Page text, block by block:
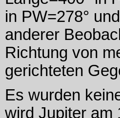
in PW=278°
anderer
Richtung von
gerichteten
Es wurden
wird Jupiter am